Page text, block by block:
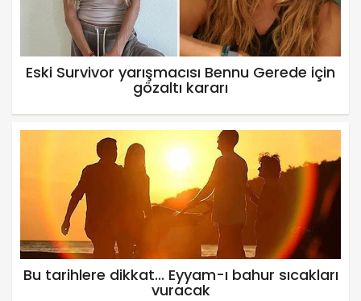
Eski Survivor yarışmacısı Bennu Gerede için
gözaltı kararı
Bu tarihlere dikkat... Eyyam-ı bahur sıcakları
vuracak